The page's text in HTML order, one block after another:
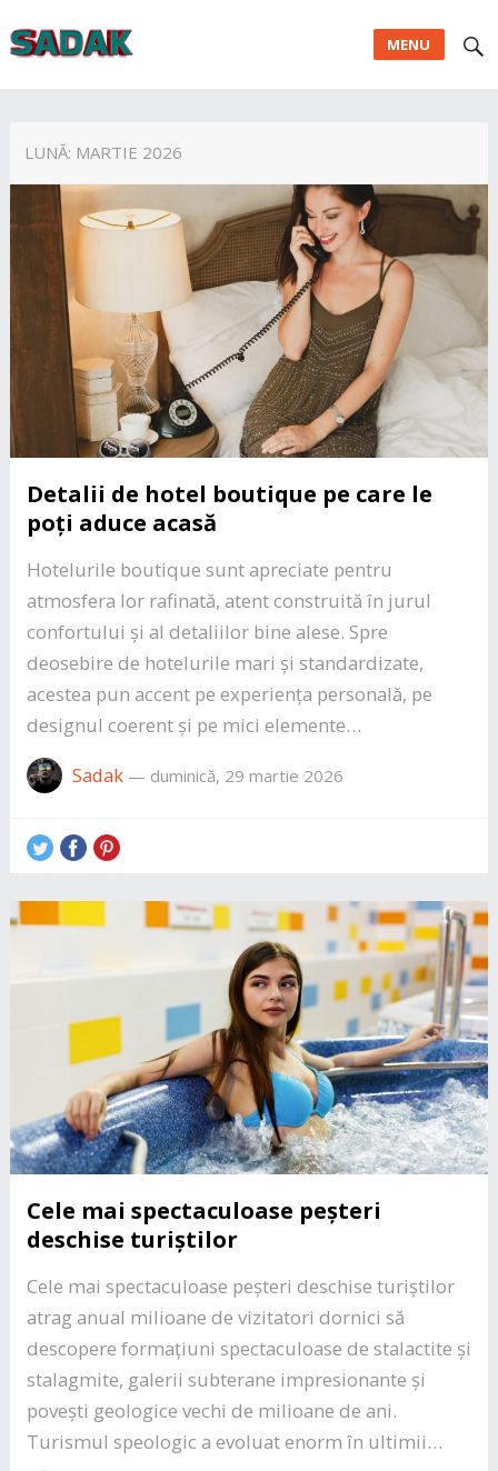
MENU
LUNĂ: MARTIE 2026
Detalii de hotel boutique pe care le
poți aduce acasă
Hotelurile boutique sunt apreciate pentru
atmosfera lor rafinată, atent construită în jurul
confortului și al detaliilor bine alese. Spre
deosebire de hotelurile mari și standardizate,
acestea pun accent pe experiența personală, pe
designul coerent și pe mici elemente…
Sadak— duminică, 29 martie 2026
Cele mai spectaculoase peșteri
deschise turiștilor
Cele mai spectaculoase peșteri deschise turiștilor
atrag anual milioane de vizitatori dornici să
descopere formațiuni spectaculoase de stalactite și
stalagmite, galerii subterane impresionante și
povești geologice vechi de milioane de ani.
Turismul speologic a evoluat enorm în ultimii…